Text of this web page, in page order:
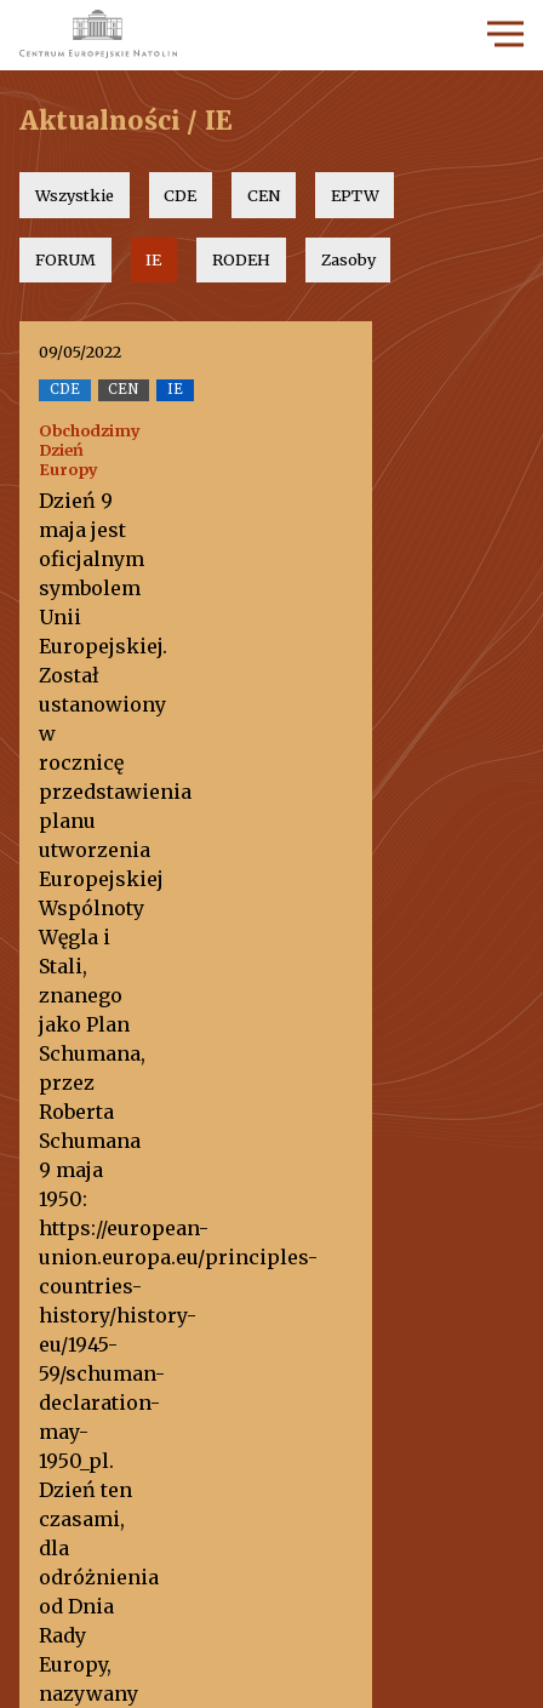
Aktualności / IE
Wszystkie CDE CEN EPTW
FORUM IE RODEH Zasoby
09/05/2022
CDE CEN IE
Obchodzimy
Dzień
Europy
Dzień 9
maja jest
oficjalnym
symbolem
Unii
Europejskiej.
Został
ustanowiony
w
rocznicę
przedstawienia
planu
utworzenia
Europejskiej
Wspólnoty
Węgla i
Stali,
znanego
jako Plan
Schumana,
przez
Roberta
Schumana
9 maja
1950:
https://european-
union.europa.eu/principles-
countries-
history/history-
eu/1945-
59/schuman-
declaration-
may-
1950_pl.
Dzień ten
czasami,
dla
odróżnienia
od Dnia
Rady
Europy,
nazywany